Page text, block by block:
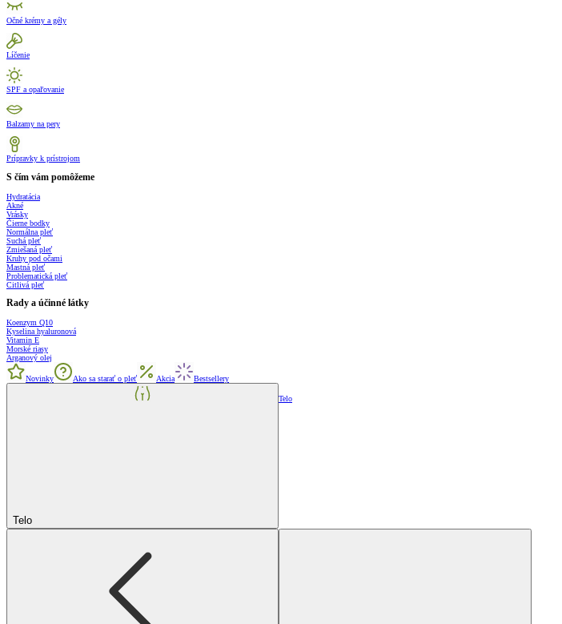
Očné krémy a gély
Líčenie
SPF a opaľovanie
Balzamy na pery
Prípravky k prístrojom
S čím vám pomôžeme
Hydratácia
Akné
Vrásky
Čierne bodky
Normálna pleť
Suchá pleť
Zmiešaná pleť
Kruhy pod očami
Mastná pleť
Problematická pleť
Citlivá pleť
Rady a účinné látky
Koenzym Q10
Kyselina hyaluronová
Vitamin E
Morské riasy
Arganový olej
Novinky Ako sa starať o pleť Akcia Bestsellery
Telo
Telo